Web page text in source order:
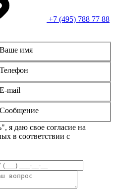
+7 (495) 788 77 88
Ваше имя
Телефон
E-mail
Сообщение
я даю свое согласие на
в соответствии с